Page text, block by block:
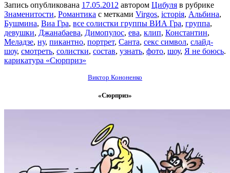
Запись опубликована 17.05.2012 автором Цибуля в рубрике
Знаменитости, Романтика с метками Virgos, історія, Альбина,
Бушмина, Виа Гра, все солистки группы ВИА Гра, группа,
девушки, Джанабаева, Димопулос, ева, клип, Константин,
Меладзе, ну, пикантно, портрет, Санта, секс символ, слайд-
шоу, смотреть, солистки, состав, узнать, фото, шоу, Я не боюсь.
карикатура «Сюрприз»
Виктор Кононенко
«Сюрприз»